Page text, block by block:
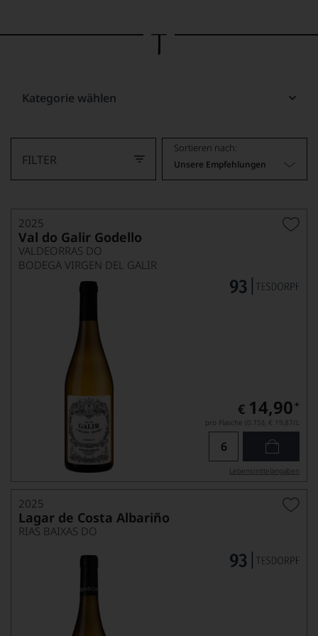
von
Kategorie wählen
FILTER
Sortieren nach:
Unsere Empfehlungen
2025
Val do Galir Godello
VALDEORRAS DO
BODEGA VIRGEN DEL GALIR
€ 14,90 *
pro Flasche (0.75l), € 19,87/L
Lebensmittel­angaben
2025
Lagar de Costa Albariño
RIAS BAIXAS DO